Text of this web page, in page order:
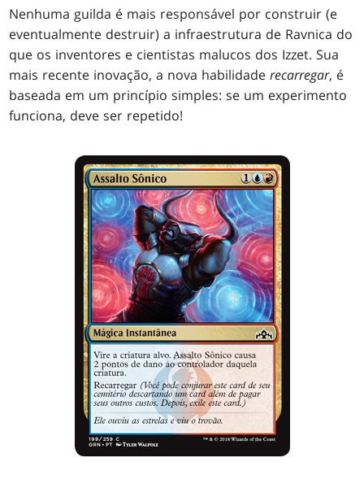
Nenhuma guilda é mais responsável por construir (e
eventualmente destruir) a infraestrutura de Ravnica do
que os inventores e cientistas malucos dos Izzet. Sua
mais recente inovação, a nova habilidaderecarregar, é
baseada em um princípio simples: se um experimento
funciona, deve ser repetido!